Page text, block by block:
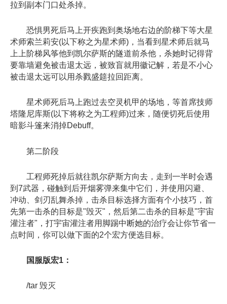
拉到副本门口处杀掉。
恐惧男死后马上开疾跑到奥场地右边的阶梯下等大星
术师索兰莉安(以下称之为星术师)，当看到星术师后就马
上上阶梯风筝他到凯尔萨斯的隧道前杀他，杀她时记得背
要靠墙避免被击退太远，被致盲就用徽记解，若是不小心
被击退太远可以用杀戮盛筵拉回距离。
星术师死后马上跑过去空灵机甲的场地，等首席技师
塔隆尼库斯(以下将称之为工程师)过来，随便切死后使用
暗影斗篷来消掉Debuff。
第二阶段
工程师死掉后就往凯尔萨斯方向去，走到一半时会遇
到7武器，碰触到后开烟雾弹来集中它们，并使用闪避、
冲动、剑刃乱舞杀掉，击杀目标选择方面有个小技巧，首
先第一击杀的目标是"毁灭"，然后第二击杀的目标是"宇宙
灌注者"，打宇宙灌注者用脚踢中断她的治疗会让你节省一
点时间，你可以做下面的2个宏方便选目标。
国服版宏1：
/tar 毁灭